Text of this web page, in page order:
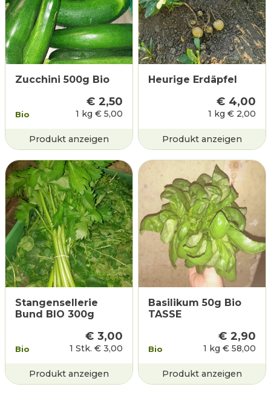
Zucchini 500g Bio
Bio
€ 2,50
1 kg € 5,00
Produkt anzeigen
Heurige Erdäpfel
€ 4,00
1 kg € 2,00
Produkt anzeigen
Stangensellerie
Bund BIO 300g
Bio
€ 3,00
1 Stk. € 3,00
Produkt anzeigen
Basilikum 50g Bio
TASSE
Bio
€ 2,90
1 kg € 58,00
Produkt anzeigen